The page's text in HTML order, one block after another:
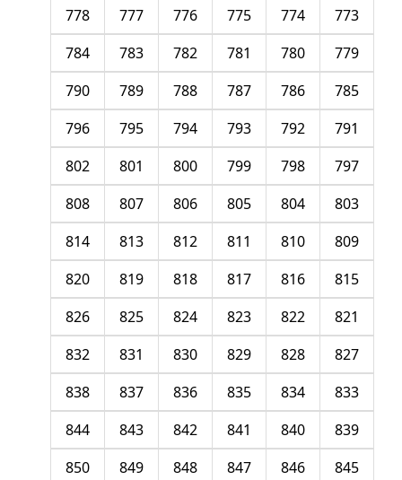
773
774
775
776
777
778
779
780
781
782
783
784
785
786
787
788
789
790
791
792
793
794
795
796
797
798
799
800
801
802
803
804
805
806
807
808
809
810
811
812
813
814
815
816
817
818
819
820
821
822
823
824
825
826
827
828
829
830
831
832
833
834
835
836
837
838
839
840
841
842
843
844
845
846
847
848
849
850